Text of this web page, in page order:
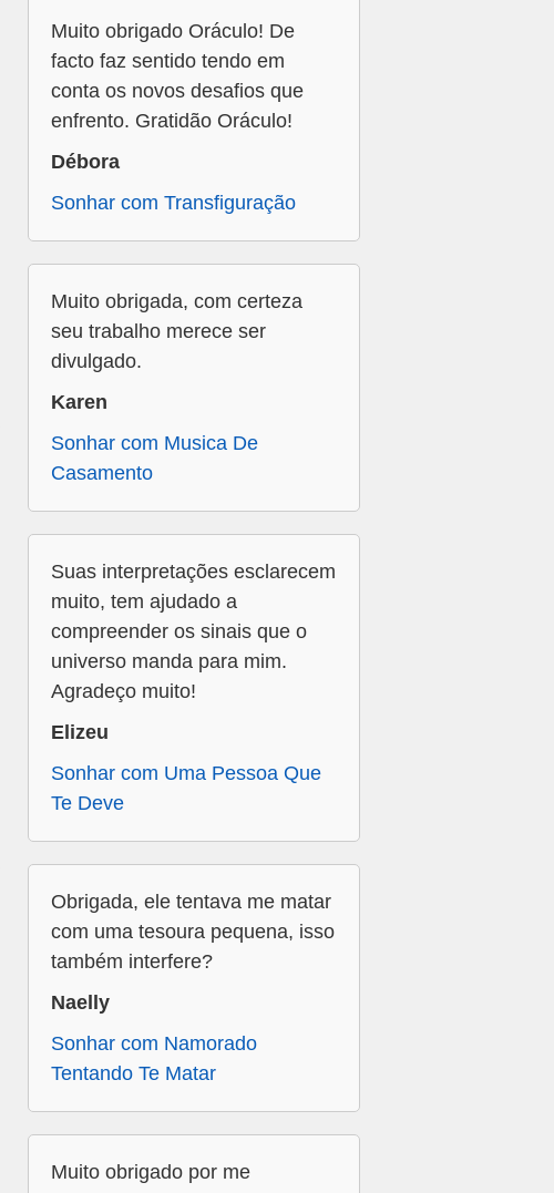
Muito obrigado Oráculo! De
facto faz sentido tendo em
conta os novos desafios que
enfrento. Gratidão Oráculo!
Débora
Sonhar com Transfiguração
Muito obrigada, com certeza
seu trabalho merece ser
divulgado.
Karen
Sonhar com Musica De
Casamento
Suas interpretações esclarecem
muito, tem ajudado a
compreender os sinais que o
universo manda para mim.
Agradeço muito!
Elizeu
Sonhar com Uma Pessoa Que
Te Deve
Obrigada, ele tentava me matar
com uma tesoura pequena, isso
também interfere?
Naelly
Sonhar com Namorado
Tentando Te Matar
Muito obrigado por me